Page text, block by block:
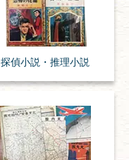
探偵小説・ 推理小説